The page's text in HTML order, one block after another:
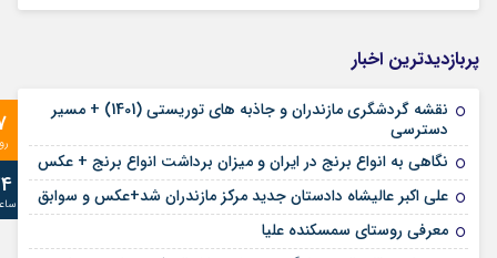
پربازدیدترین اخبار
نقشه گردشگری مازندران و جاذبه های توریستی (1401) + مسیر
دسترسی
نگاهی به انواع برنج در ایران و میزان برداشت انواع برنج + عکس
علی‌ اکبر عالیشاه دادستان جدید مرکز مازندران شد+عکس و سوابق
معرفی روستای سمسکنده علیا